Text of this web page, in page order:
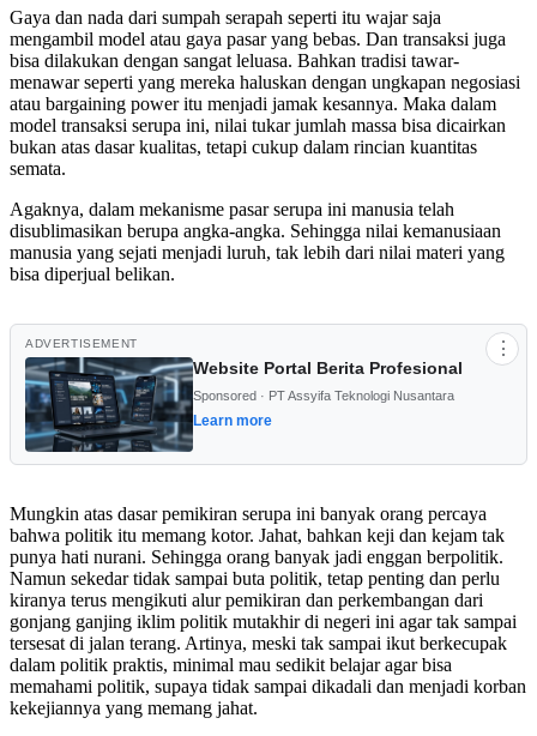
Gaya dan nada dari sumpah serapah seperti itu wajar saja
mengambil model atau gaya pasar yang bebas. Dan transaksi juga
bisa dilakukan dengan sangat leluasa. Bahkan tradisi tawar-
menawar seperti yang mereka haluskan dengan ungkapan negosiasi
atau bargaining power itu menjadi jamak kesannya. Maka dalam
model transaksi serupa ini, nilai tukar jumlah massa bisa dicairkan
bukan atas dasar kualitas, tetapi cukup dalam rincian kuantitas
semata.
Agaknya, dalam mekanisme pasar serupa ini manusia telah
disublimasikan berupa angka-angka. Sehingga nilai kemanusiaan
manusia yang sejati menjadi luruh, tak lebih dari nilai materi yang
bisa diperjual belikan.
ADVERTISEMENT ⋮
Website Portal Berita Profesional
Sponsored · PT Assyifa Teknologi Nusantara
Learn more
Mungkin atas dasar pemikiran serupa ini banyak orang percaya
bahwa politik itu memang kotor. Jahat, bahkan keji dan kejam tak
punya hati nurani. Sehingga orang banyak jadi enggan berpolitik.
Namun sekedar tidak sampai buta politik, tetap penting dan perlu
kiranya terus mengikuti alur pemikiran dan perkembangan dari
gonjang ganjing iklim politik mutakhir di negeri ini agar tak sampai
tersesat di jalan terang. Artinya, meski tak sampai ikut berkecupak
dalam politik praktis, minimal mau sedikit belajar agar bisa
memahami politik, supaya tidak sampai dikadali dan menjadi korban
kekejiannya yang memang jahat.